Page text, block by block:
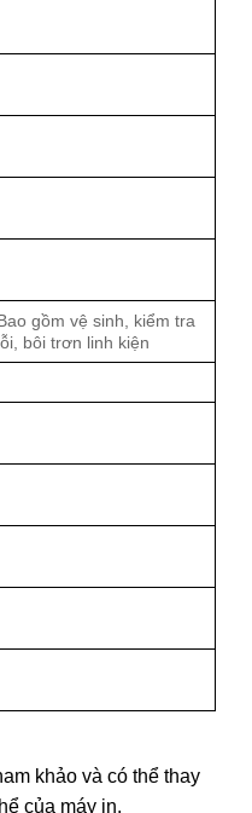
gồm vệ sinh, kiểm tra
bôi trơn linh kiện
khảo và có thể thay
của máy in.